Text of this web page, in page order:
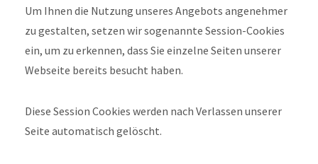
Um Ihnen die Nutzung unseres Angebots angenehmer
zu gestalten, setzen wir sogenannte Session-Cookies
ein, um zu erkennen, dass Sie einzelne Seiten unserer
Webseite bereits besucht haben.
Diese Session Cookies werden nach Verlassen unserer
Seite automatisch gelöscht.